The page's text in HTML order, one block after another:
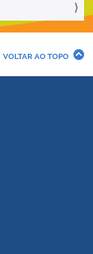
VOLTAR AO TOPO